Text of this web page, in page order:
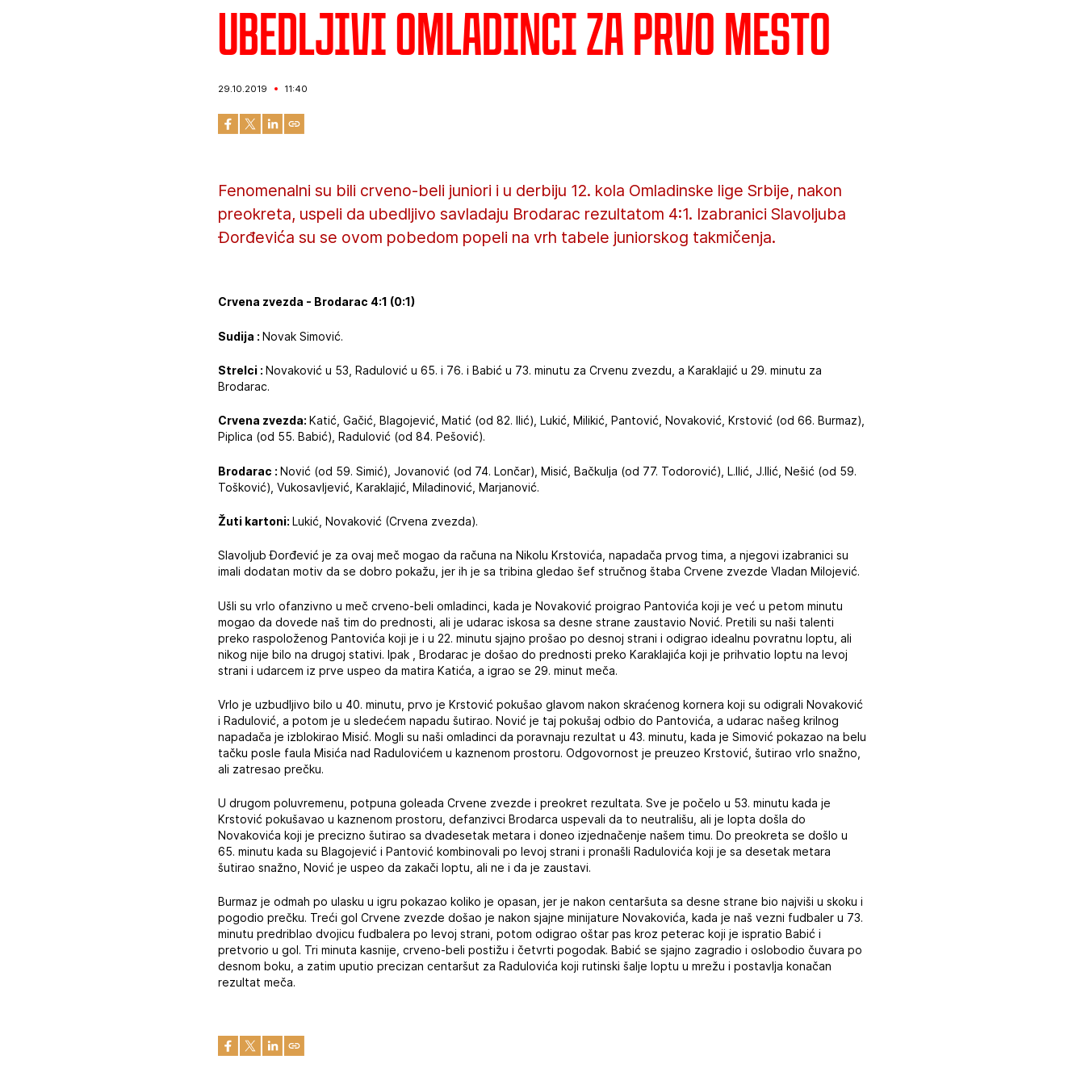
Ubedljivi omladinci za prvo mesto
29.10.2019 11:40
Fenomenalni su bili crveno-beli juniori i u derbiju 12. kola Omladinske lige Srbije, nakon
preokreta, uspeli da ubedljivo savladaju Brodarac rezultatom 4:1. Izabranici Slavoljuba
Đorđevića su se ovom pobedom popeli na vrh tabele juniorskog takmičenja.
Crvena zvezda - Brodarac 4:1 (0:1)
Sudija :Novak Simović.
Strelci :Novaković u 53, Radulović u 65. i 76. i Babić u 73. minutu za Crvenu zvezdu, a Karaklajić u 29. minutu za
Brodarac.
Crvena zvezda:Katić, Gačić, Blagojević, Matić (od 82. Ilić), Lukić, Milikić, Pantović, Novaković, Krstović (od 66. Burmaz),
Piplica (od 55. Babić), Radulović (od 84. Pešović).
Brodarac :Nović (od 59. Simić), Jovanović (od 74. Lončar), Misić, Bačkulja (od 77. Todorović), L.Ilić, J.Ilić, Nešić (od 59.
Tošković), Vukosavljević, Karaklajić, Miladinović, Marjanović.
Žuti kartoni:Lukić, Novaković (Crvena zvezda).
Slavoljub Đorđević je za ovaj meč mogao da računa na Nikolu Krstovića, napadača prvog tima, a njegovi izabranici su
imali dodatan motiv da se dobro pokažu, jer ih je sa tribina gledao šef stručnog štaba Crvene zvezde Vladan Milojević.
Ušli su vrlo ofanzivno u meč crveno-beli omladinci, kada je Novaković proigrao Pantovića koji je već u petom minutu
mogao da dovede naš tim do prednosti, ali je udarac iskosa sa desne strane zaustavio Nović. Pretili su naši talenti
preko raspoloženog Pantovića koji je i u 22. minutu sjajno prošao po desnoj strani i odigrao idealnu povratnu loptu, ali
nikog nije bilo na drugoj stativi. Ipak , Brodarac je došao do prednosti preko Karaklajića koji je prihvatio loptu na levoj
strani i udarcem iz prve uspeo da matira Katića, a igrao se 29. minut meča.
Vrlo je uzbudljivo bilo u 40. minutu, prvo je Krstović pokušao glavom nakon skraćenog kornera koji su odigrali Novaković
i Radulović, a potom je u sledećem napadu šutirao. Nović je taj pokušaj odbio do Pantovića, a udarac našeg krilnog
napadača je izblokirao Misić. Mogli su naši omladinci da poravnaju rezultat u 43. minutu, kada je Simović pokazao na belu
tačku posle faula Misića nad Radulovićem u kaznenom prostoru. Odgovornost je preuzeo Krstović, šutirao vrlo snažno,
ali zatresao prečku.
U drugom poluvremenu, potpuna goleada Crvene zvezde i preokret rezultata. Sve je počelo u 53. minutu kada je
Krstović pokušavao u kaznenom prostoru, defanzivci Brodarca uspevali da to neutrališu, ali je lopta došla do
Novakovića koji je precizno šutirao sa dvadesetak metara i doneo izjednačenje našem timu. Do preokreta se došlo u
65. minutu kada su Blagojević i Pantović kombinovali po levoj strani i pronašli Radulovića koji je sa desetak metara
šutirao snažno, Nović je uspeo da zakači loptu, ali ne i da je zaustavi.
Burmaz je odmah po ulasku u igru pokazao koliko je opasan, jer je nakon centaršuta sa desne strane bio najviši u skoku i
pogodio prečku. Treći gol Crvene zvezde došao je nakon sjajne minijature Novakovića, kada je naš vezni fudbaler u 73.
minutu predriblao dvojicu fudbalera po levoj strani, potom odigrao oštar pas kroz peterac koji je ispratio Babić i
pretvorio u gol. Tri minuta kasnije, crveno-beli postižu i četvrti pogodak. Babić se sjajno zagradio i oslobodio čuvara po
desnom boku, a zatim uputio precizan centaršut za Radulovića koji rutinski šalje loptu u mrežu i postavlja konačan
rezultat meča.